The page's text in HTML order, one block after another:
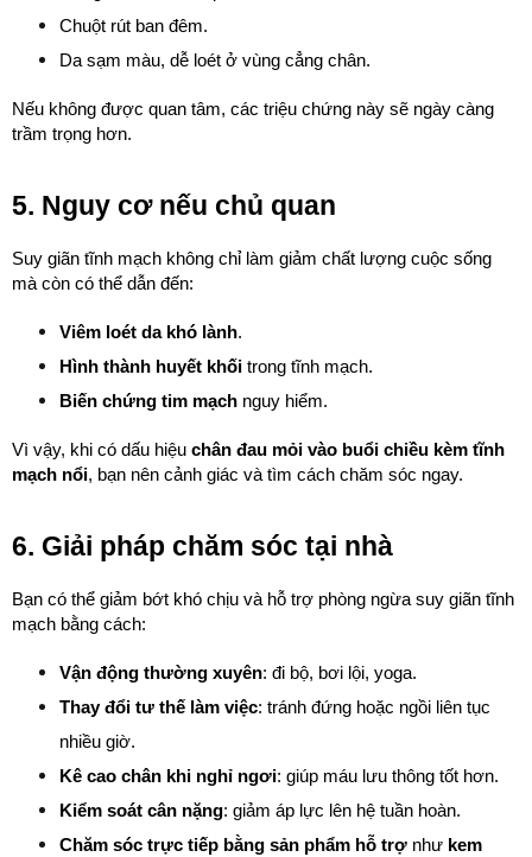
Chuột rút ban đêm.
Da sạm màu, dễ loét ở vùng cẳng chân.
Nếu không được quan tâm, các triệu chứng này sẽ ngày càng
trầm trọng hơn.
5. Nguy cơ nếu chủ quan
Suy giãn tĩnh mạch không chỉ làm giảm chất lượng cuộc sống
mà còn có thể dẫn đến:
Viêm loét da khó lành.
Hình thành huyết khối trong tĩnh mạch.
Biến chứng tim mạch nguy hiểm.
Vì vậy, khi có dấu hiệu chân đau mỏi vào buổi chiều kèm tĩnh
mạch nổi, bạn nên cảnh giác và tìm cách chăm sóc ngay.
6. Giải pháp chăm sóc tại nhà
Bạn có thể giảm bớt khó chịu và hỗ trợ phòng ngừa suy giãn tĩnh
mạch bằng cách:
Vận động thường xuyên: đi bộ, bơi lội, yoga.
Thay đổi tư thế làm việc: tránh đứng hoặc ngồi liên tục
nhiều giờ.
Kê cao chân khi nghỉ ngơi: giúp máu lưu thông tốt hơn.
Kiểm soát cân nặng: giảm áp lực lên hệ tuần hoàn.
Chăm sóc trực tiếp bằng sản phẩm hỗ trợ như kem